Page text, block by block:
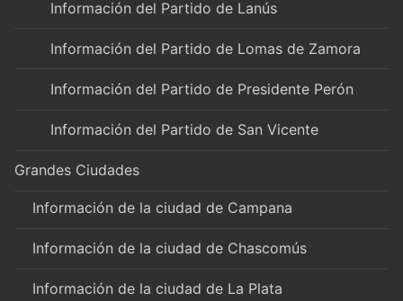
Información del Partido de Lanús
Información del Partido de Lomas de Zamora
Información del Partido de Presidente Perón
Información del Partido de San Vicente
Grandes Ciudades
Información de la ciudad de Campana
Información de la ciudad de Chascomús
Información de la ciudad de La Plata